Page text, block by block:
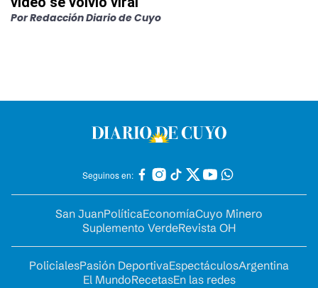
PorRedacción Diario de Cuyo
Seguinos en:
San JuanPolíticaEconomíaCuyo Minero
Suplemento VerdeRevista OH
PolicialesPasión DeportivaEspectáculosArgentina
El MundoRecetasEn las redes